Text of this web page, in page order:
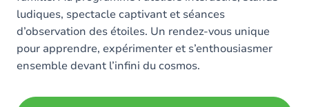
ludiques, spectacle captivant et séances
d’observation des étoiles. Un rendez-vous unique
pour apprendre, expérimenter et s’enthousiasmer
ensemble devant l’infini du cosmos.